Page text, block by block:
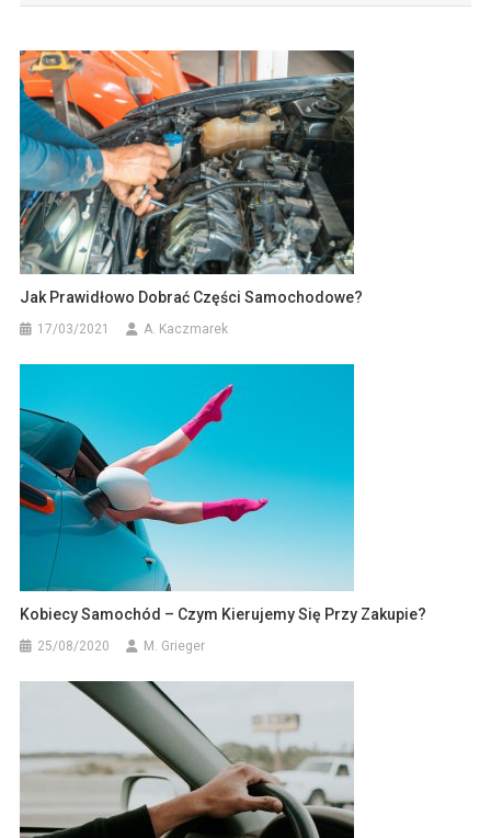
Jak Prawidłowo Dobrać Części Samochodowe?
17/03/2021 A. Kaczmarek
Kobiecy Samochód – Czym Kierujemy Się Przy Zakupie?
25/08/2020 M. Grieger